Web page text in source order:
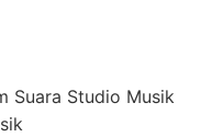
Suara Studio Musik